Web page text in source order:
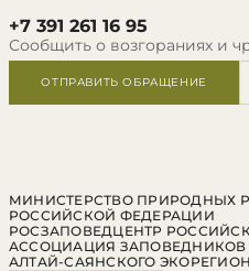
+7 391 261 16 95
Сообщить о возгораниях и
ОТПРАВИТЬ ОБРАЩЕНИЕ
МИНИСТЕРСТВО ПРИРОДНЫХ
РОССИЙСКОЙ ФЕДЕРАЦИИ
РОСЗАПОВЕДЦЕНТР
АССОЦИАЦИЯ
АЛТАЙ-САЯНСКОГО